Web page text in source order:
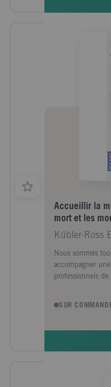
Accueillir la
mort et les
Kübler-Ross
Nous sommes
accompagner
professionnels de
SUR